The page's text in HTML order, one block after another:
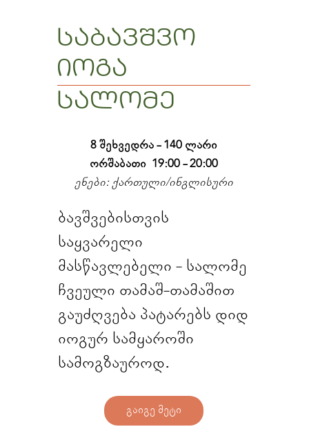
საბავშვო
იოგა
სალომე
8 შეხვედრა - 140 ლარი
ორშაბათი  19:00 - 20:00
ენები: ქართული/ინგლისური
ბავშვებისთვის
საყვარელი
მასწავლებელი - სალომე
ჩვეული თამაშ-თამაშით
გაუძღვება პატარებს დიდ
იოგურ სამყაროში
სამოგზაუროდ.
გაიგე მეტი